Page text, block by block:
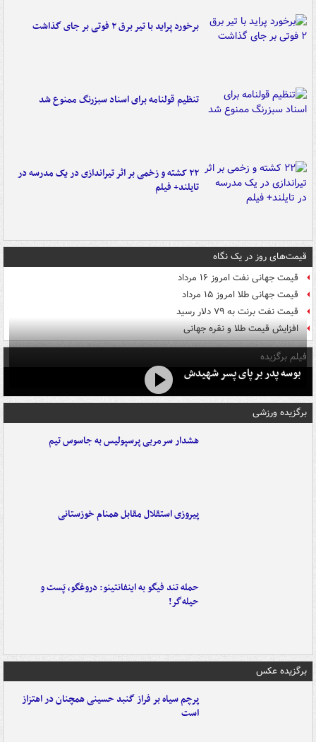
برخورد پراید با تیر برق ۲ فوتی بر جای گذاشت
تنظیم قولنامه برای اسناد سبزرنگ ممنوع شد
۲۲ کشته و زخمی بر اثر تیراندازی در یک مدرسه در
تایلند+ فیلم
قیمت‌های روز در یک نگاه
قیمت جهانی نفت امروز ۱۶ مرداد
قیمت جهانی طلا امروز ۱۵ مرداد
قیمت نفت برنت به ۷۹ دلار رسید
افزایش قیمت طلا و نقره جهانی
فیلم برگزیده
بوسه‌ پدر بر پای پسر شهیدش
برگزیده ورزشی
هشدار سرمربی پرسپولیس به جاسوس تیم
پیروزی استقلال مقابل همنام خوزستانی
حمله تند فیگو به اینفانتینو: دروغگو، پَست‌ و
حیله‌گر!
برگزیده عکس
پرچم سیاه بر فراز گنبد حسینی همچنان در اهتزاز
است